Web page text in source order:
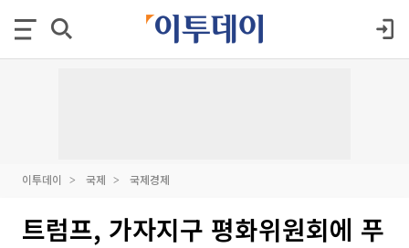
이투데이 국제 국제경제
트럼프, 가자지구 평화위원회에 푸